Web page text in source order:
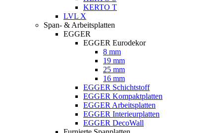
KERTO T
LVL X
Span- & Arbeitsplatten
EGGER
EGGER Eurodekor
8 mm
19 mm
25 mm
16 mm
EGGER Schichtstoff
EGGER Kompaktplatten
EGGER Arbeitsplatten
EGGER Interieurplatten
EGGER DecoWall